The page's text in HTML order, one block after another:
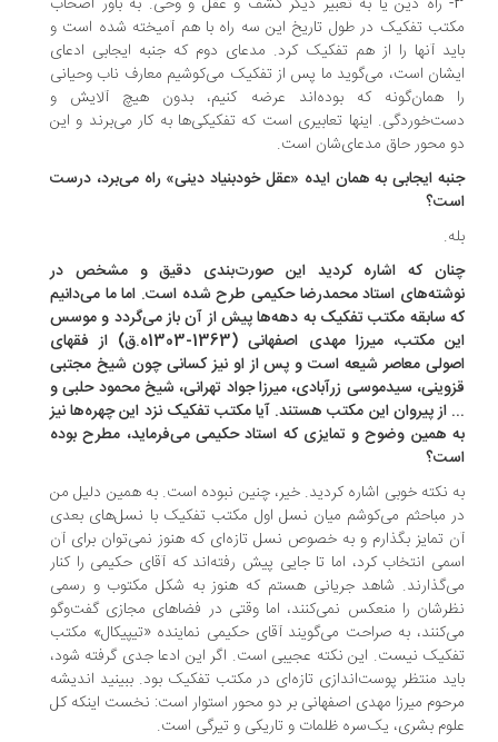
تفکیک در طول تاریخ این سه راه با هم آمیخته شده است و
آنها را از هم تفکیک کرد. مدعای دوم که جنبه ‌ایجابی ادعای
است، می‌گوید ما پس از تفکیک می‌کوشیم معارف ناب وحیانی
را همان‌‎گونه که بوده‌اند عرضه کنیم، بدون هیچ آلایش و
اینها تعابیری است که تفکیکی‌ها به کار می‌برند و این
محور حاق مدعای‌شان است.
‌ایجابی به همان ایده «عقل خودبنیاد دینی» راه می‌برد، درست
که ‌اشاره کردید این صورت‌بندی دقیق و مشخص در
استاد محمدرضا حکیمی طرح شده است. اما ما می‌دانیم
سابقه مکتب تفکیک به دهه‌ها پیش از آن باز می‌گردد و موسس
این مکتب، میرزا مهدی اصفهانی (1363-1303ه.ق) از فقهای
معاصر شیعه است و پس از او نیز کسانی چون شیخ مجتبی
سیدموسی زرآبادی، میرزا جواد تهرانی، شیخ محمود حلبی و
از پیروان این مکتب هستند. آیا مکتب تفکیک نزد این چهره‌ها نیز
همین وضوح و تمایزی که استاد حکیمی می‌فرماید، مطرح بوده
نکته خوبی اشاره کردید. خیر، چنین نبوده است. به همین دلیل من
مباحثم می‌کوشم میان نسل اول مکتب تفکیک با نسل‌های بعدی
تمایز بگذارم و به خصوص نسل تازه‌ای که هنوز نمی‌توان برای آن
‌انتخاب کرد، اما تا جایی پیش رفته‌اند که آقای حکیمی را کنار
شاهد جریانی هستم که هنوز به شکل مکتوب و رسمی
را منعکس نمی‌کنند، اما وقتی در فضاهای مجازی گفت‌وگو
به صراحت می‌گویند آقای حکیمی ‌نماینده «تیپیکال» مکتب
نیست. این نکته عجیبی است. اگر این ادعا جدی گرفته شود،
منتظر پوست‌اندازی تازه‌ای در مکتب تفکیک بود. ببینید اندیشه
میرزا مهدی اصفهانی بر دو محور استوار است: نخست اینکه کل
بشری، یک‌سره ظلمات و تاریکی و تیرگی است.